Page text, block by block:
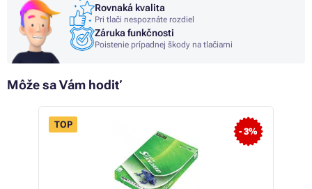
Rovnaká kvalita
Pri tlači nespoznáte rozdiel
Záruka funkčnosti
Poistenie prípadnej škody na tlačiarni
Môže sa Vám hodiť
- 3%
TOP